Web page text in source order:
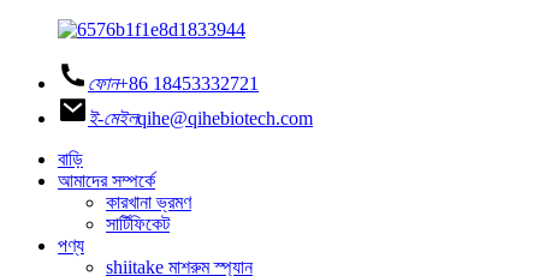
ফোন+86 18453332721
ই-মেইলqihe@qihebiotech.com
বাড়ি
আমাদের সম্পর্কে
কারখানা ভ্রমণ
সার্টিফিকেট
পণ্য
shiitake মাশরুম স্প্যান